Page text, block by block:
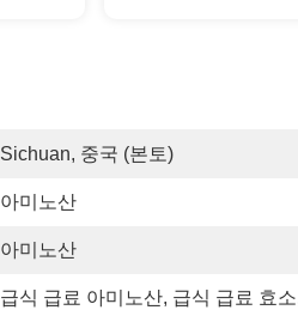
Sichuan, 중국 (본토)
아미노산
아미노산
급식 급료 아미노산, 급식 급료 효소